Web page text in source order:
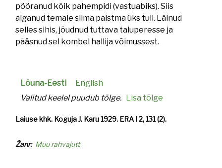
pööranud kõik pahempidi (vastuabiks). Siis
alganud temale silma paistma üks tuli. Läinud
selles sihis, jõudnud tuttava taluperesse ja
pääsnud sel kombel hallija võimussest.
Lõuna-Eesti
English
Valitud keelel puudub tõlge. Lisa tõlge
Laiuse khk. Koguja J. Karu 1929. ERA I 2, 131 (2).
Žanr Muu rahvajutt